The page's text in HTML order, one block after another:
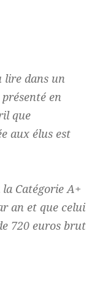
lire dans un
en
que
aux élus est
la Catégorie A+
an et que celui
720 eurosbrut